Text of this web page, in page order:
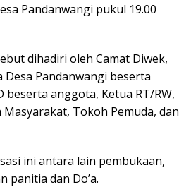
Pandanwangi pukul 19.00
dihadiri oleh Camat Diwek,
Desa Pandanwangi beserta
beserta anggota, Ketua RT/RW,
Tokoh Pemuda, dan
ini antara lain pembukaan,
panitia dan Do’a.